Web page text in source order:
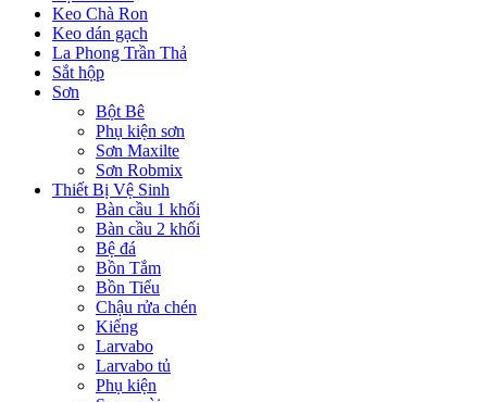
Keo Chà Ron
Keo dán gạch
La Phong Trần Thả
Sắt hộp
Sơn
Bột Bê
Phụ kiện sơn
Sơn Maxilte
Sơn Robmix
Thiết Bị Vệ Sinh
Bàn cầu 1 khối
Bàn cầu 2 khối
Bệ đá
Bồn Tắm
Bồn Tiểu
Chậu rửa chén
Kiếng
Larvabo
Larvabo tủ
Phụ kiện